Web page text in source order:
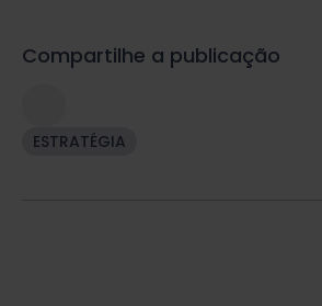
Compartilhe a publicação
ESTRATÉGIA